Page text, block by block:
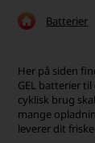
Dansk
30 dages
Tlf. er
Batterier
Her på siden
GEL batterier
cyklisk brug
mange
leverer dit